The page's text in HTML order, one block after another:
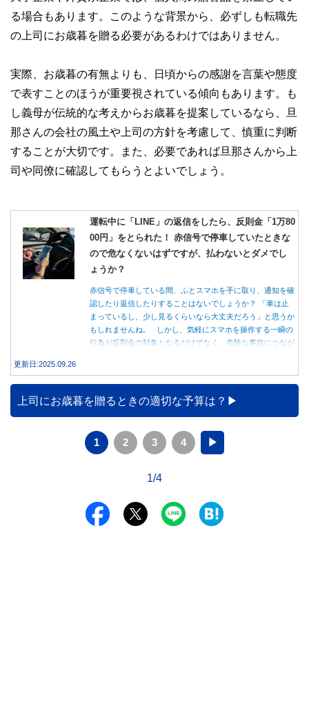
る場合もあります。このような背景から、必ずしも転職先
の上司にお歳暮を贈る必要があるわけではありません。
実際、お歳暮の有無よりも、日頃からの感謝を言葉や態度
で表すことのほうが重要視されている傾向もあります。も
し義母が伝統的な考えからお歳暮を提案しているなら、旦
那さんの会社の風土や上司の方針を考慮して、慎重に判断
することが大切です。また、必要であれば旦那さんから上
司や同僚に確認してもらうとよいでしょう。
運転中に「LINE」の返信をしたら、反則金「1万80
00円」をとられた！ 赤信号で停車していたときな
ので危なくないはずですが、払わないとダメでし
ょうか？
赤信号で停車している間、ふとスマホを手に取り、通知を確
認したり返信したりすることはないでしょうか？ 「車は止
まっているし、少し見るくらいなら大丈夫だろう」と思うか
もしれませんね。 しかし、気軽にスマホを操作する一瞬の
行為が反則金の対象となるだけでなく、危険な事故につなが
更新日:2025.09.26
上司にお歳暮を贈るときの適切な予算は？
1 2 3 4 ▶
1/4